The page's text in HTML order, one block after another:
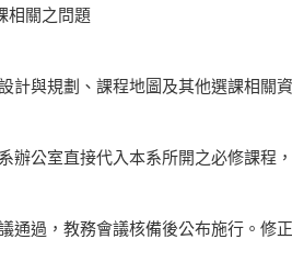
相關之問題
計與規劃、課程地圖及其他選課相關
辦公室直接代入本系所開之必修課程
通過，教務會議核備後公布施行。修